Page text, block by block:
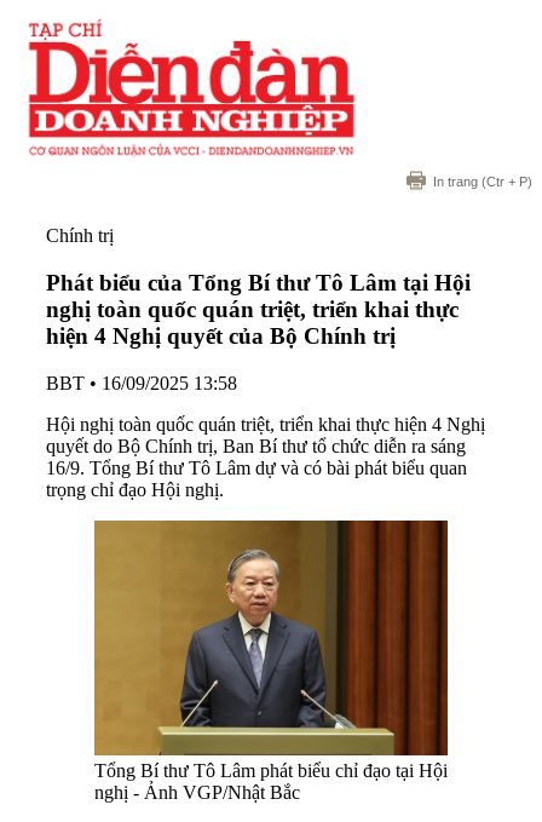
In trang (Ctr + P)
Chính trị
Phát biểu của Tổng Bí thư Tô Lâm tại Hội
nghị toàn quốc quán triệt, triển khai thực
hiện 4 Nghị quyết của Bộ Chính trị
BBT • 16/09/2025 13:58
Hội nghị toàn quốc quán triệt, triển khai thực hiện 4 Nghị
quyết do Bộ Chính trị, Ban Bí thư tổ chức diễn ra sáng
16/9. Tổng Bí thư Tô Lâm dự và có bài phát biểu quan
trọng chỉ đạo Hội nghị.
Tổng Bí thư Tô Lâm phát biểu chỉ đạo tại Hội
nghị - Ảnh VGP/Nhật Bắc